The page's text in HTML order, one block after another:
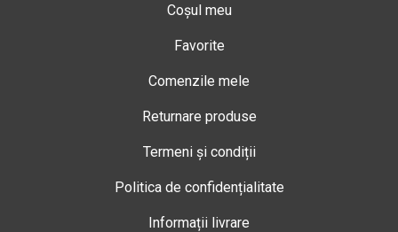
Coșul meu
Favorite
Comenzile mele
Returnare produse
Termeni și condiții
Politica de confidențialitate
Informații livrare